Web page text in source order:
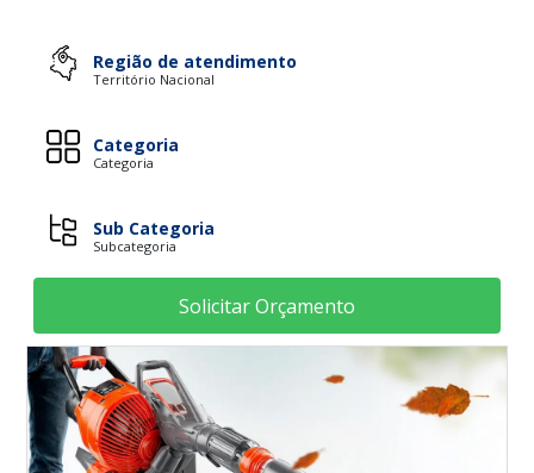
Região de atendimento
Território Nacional
Categoria
Categoria
Sub Categoria
Subcategoria
Solicitar Orçamento